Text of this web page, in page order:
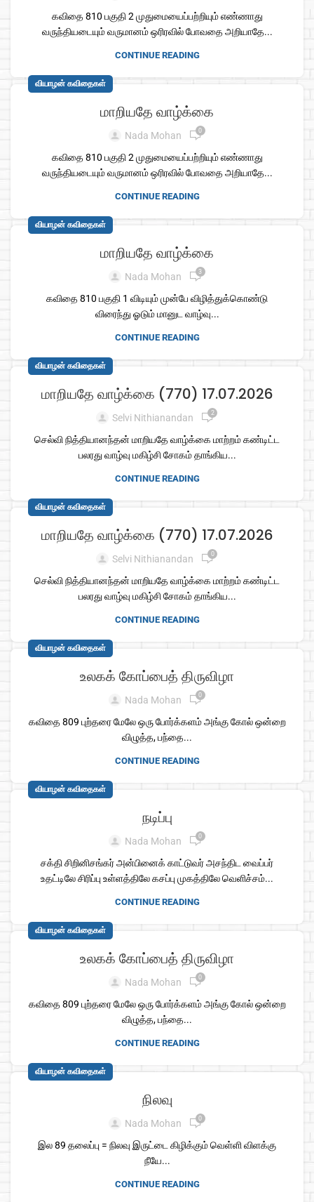
கவிதை 810 பகுதி 2 முதுமையைப்பற்றியும் எண்ணாது
வருந்தியடையும் வருமானம் ஒரிரவில் போவதை அறியாதே...
CONTINUE READING
வியாழன் கவிதைகள்
மாறியதே வாழ்க்கை
Nada Mohan 0
கவிதை 810 பகுதி 2 முதுமையைப்பற்றியும் எண்ணாது
வருந்தியடையும் வருமானம் ஒரிரவில் போவதை அறியாதே...
CONTINUE READING
வியாழன் கவிதைகள்
மாறியதே வாழ்க்கை
Nada Mohan 3
கவிதை 810 பகுதி 1 விடியும் முன்பே விழித்துக்கொண்டு
விரைந்து ஓடும் மானுட வாழ்வு...
CONTINUE READING
வியாழன் கவிதைகள்
மாறியதே வாழ்க்கை (770) 17.07.2026
Selvi Nithianandan 2
செல்வி நித்தியானந்தன் மாறியதே வாழ்க்கை மாற்றம் கண்டிட்ட
பலரது வாழ்வு மகிழ்சி சோகம் தாங்கிய...
CONTINUE READING
வியாழன் கவிதைகள்
மாறியதே வாழ்க்கை (770) 17.07.2026
Selvi Nithianandan 0
செல்வி நித்தியானந்தன் மாறியதே வாழ்க்கை மாற்றம் கண்டிட்ட
பலரது வாழ்வு மகிழ்சி சோகம் தாங்கிய...
CONTINUE READING
வியாழன் கவிதைகள்
உலகக் கோப்பைத் திருவிழா
Nada Mohan 0
கவிதை 809 புற்தரை மேலே ஒரு போர்க்களம் அங்கு கோல் ஒன்றை
விழுத்த, பந்தை...
CONTINUE READING
வியாழன் கவிதைகள்
நடிப்பு
Nada Mohan 0
சக்தி சிறினிசங்கர் அன்பினைக் காட்டுவர் அசந்திட வைப்பர்
உதட்டிலே சிரிப்பு உள்ளத்திலே கசப்பு முகத்திலே வெளிச்சம்...
CONTINUE READING
வியாழன் கவிதைகள்
உலகக் கோப்பைத் திருவிழா
Nada Mohan 0
கவிதை 809 புற்தரை மேலே ஒரு போர்க்களம் அங்கு கோல் ஒன்றை
விழுத்த, பந்தை...
CONTINUE READING
வியாழன் கவிதைகள்
நிலவு
Nada Mohan 0
இல 89 தலைப்பு = நிலவு இருட்டை கிழிக்கும் வெள்ளி விளக்கு
நீயே...
CONTINUE READING